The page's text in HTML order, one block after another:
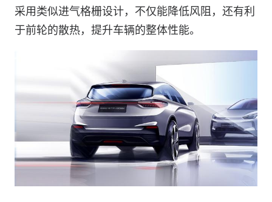
采用类似进气格栅设计，不仅能降低风阻，还有利
于前轮的散热，提升车辆的整体性能。